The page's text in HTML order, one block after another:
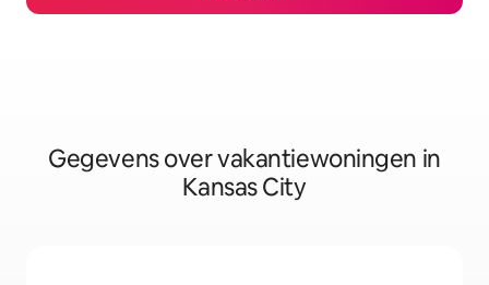
Gegevens over vakantiewoningen in
Kansas City